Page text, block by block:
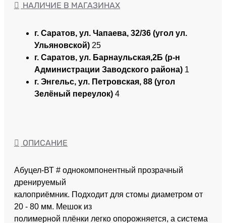
НАЛИЧИЕ В МАГАЗИНАХ
г. Саратов, ул. Чапаева, 32/36 (угол ул.
Ульяновской) 25
г. Саратов, ул. Барнаульская,2Б (р-н
Администрации Заводского района) 1
г. Энгельс, ул. Петровская, 88 (угол
Зелёный переулок) 4
ОПИСАНИЕ
Абуцел-ВТ # однокомпонентный прозрачный
дренируемый
калоприёмник. Подходит для стомы диаметром от
20 - 80 мм. Мешок из
полимерной плёнки легко опорожняется, а система